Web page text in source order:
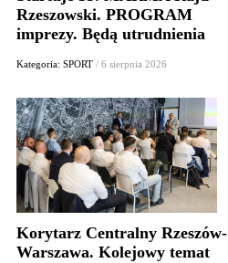
Rzeszowski. PROGRAM
imprezy. Będą utrudnienia
Kategoria: SPORT / 6 sierpnia 2026
Korytarz Centralny Rzeszów-
Warszawa. Kolejowy temat